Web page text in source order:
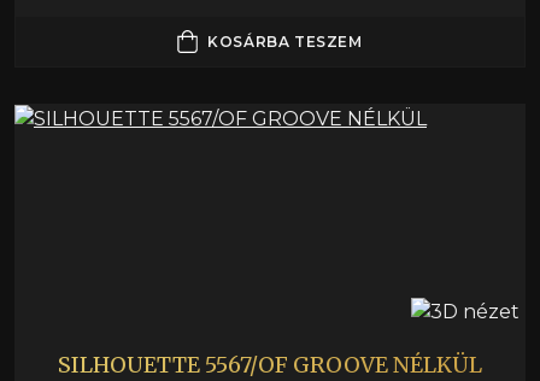
KOSÁRBA TESZEM
SILHOUETTE 5567/OF GROOVE NÉLKÜL